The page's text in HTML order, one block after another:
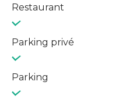
Restaurant
Parking privé
Parking